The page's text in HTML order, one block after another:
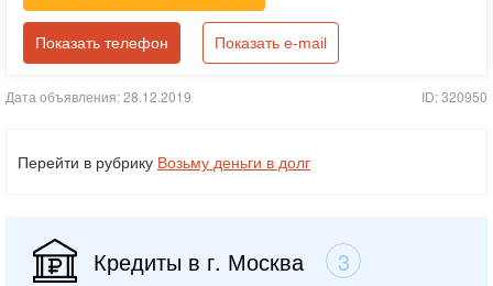
Показать телефон Показать e-mail
Дата объявления: 28.12.2019 ID: 320950
Перейти в рубрику Возьму деньги в долг
Кредиты в г. Москва 3